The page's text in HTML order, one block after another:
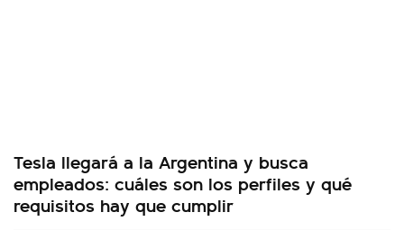
Tesla llegará a la Argentina y busca
empleados: cuáles son los perfiles y qué
requisitos hay que cumplir